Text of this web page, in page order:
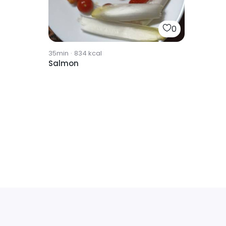
0
35min · 834 kcal
Salmon